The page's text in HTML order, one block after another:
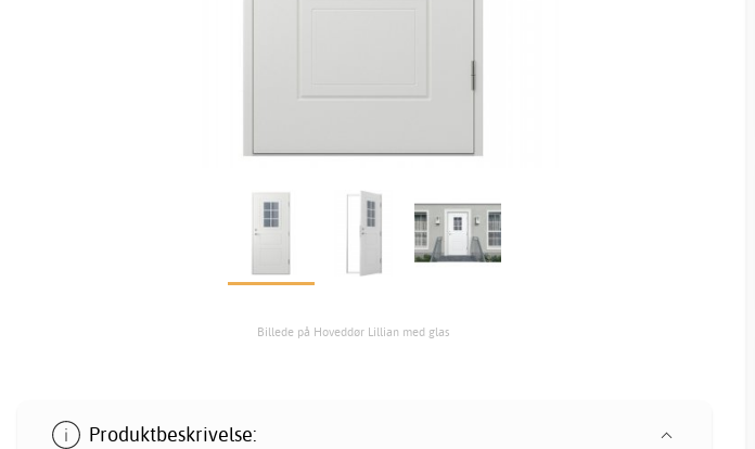
Billede på Hoveddør Lillian med glas
Produktbeskrivelse: